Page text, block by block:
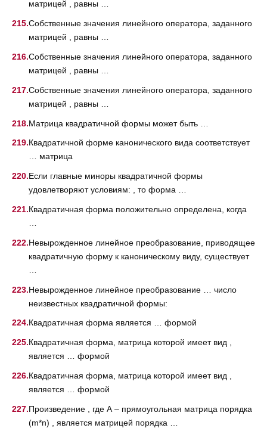
матрицей , равны …
Собственные значения линейного оператора, заданного
матрицей , равны …
Собственные значения линейного оператора, заданного
матрицей , равны …
Собственные значения линейного оператора, заданного
матрицей , равны …
Матрица квадратичной формы может быть …
Квадратичной форме канонического вида соответствует
… матрица
Если главные миноры квадратичной формы
удовлетворяют условиям: , то форма …
Квадратичная форма положительно определена, когда
Невырожденное линейное преобразование, приводящее
квадратичную форму к каноническому виду, существует
Невырожденное линейное преобразование … число
неизвестных квадратичной формы:
Квадратичная форма является … формой
Квадратичная форма, матрица которой имеет вид ,
является … формой
Квадратичная форма, матрица которой имеет вид ,
является … формой
Произведение , где А – прямоугольная матрица порядка
(m*n) , является матрицей порядка …